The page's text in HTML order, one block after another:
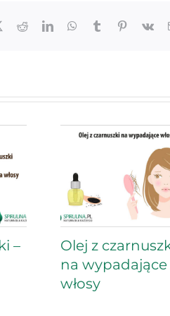
X RedditLinkedInWhatsApp
TumblrPinterest
Vk
–
Olej z
na wypadające
włosy